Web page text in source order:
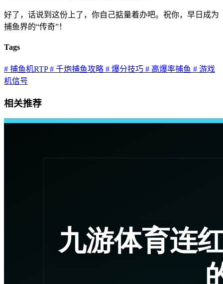
好了，话说到这份上了，你自己掂量着办吧。祝你，早日成为
捕鱼界的“传奇”！
Tags
# 捕鱼机RTP# 千炮捕鱼攻略 # 爆分技巧 # 高爆率捕鱼 # 游戏
机信号
相关推荐